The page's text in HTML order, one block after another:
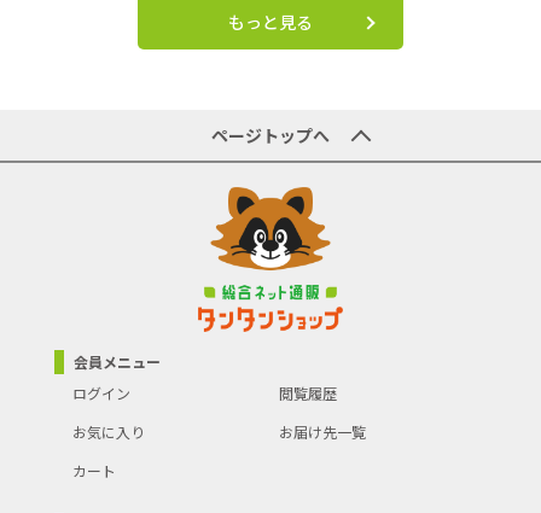
もっと見る
ページトップへ
会員メニュー
ログイン
閲覧履歴
お気に入り
お届け先一覧
カート